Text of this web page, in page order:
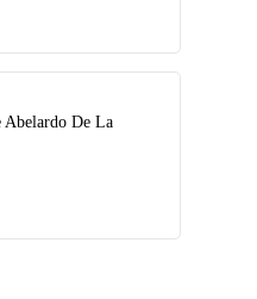
Abelardo De La